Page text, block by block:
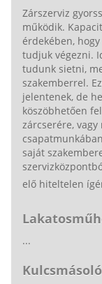
Zárszerviz
működik.
érdekében,
tudjuk végezni.
tudunk sietni,
szakemberrel.
jelentenek, de
köszöbhetően
zárcserére,
saját
elő hiteltelen
...